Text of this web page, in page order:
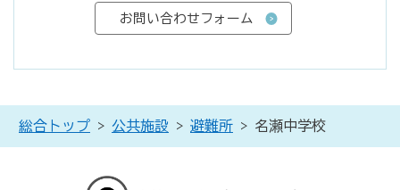
総合トップ > 公共施設 > 避難所 > 名瀬中学校